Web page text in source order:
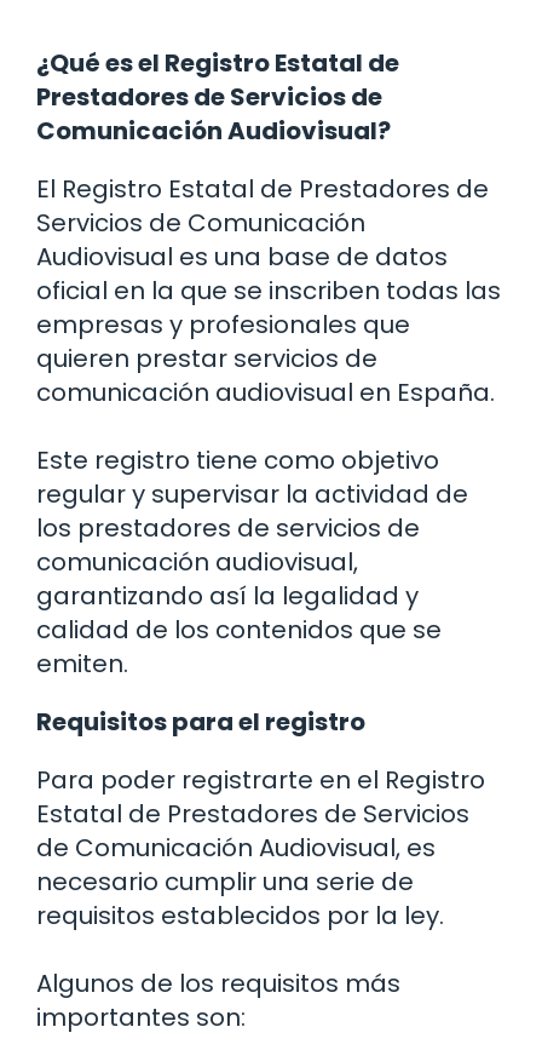
¿Qué es el Registro Estatal de
Prestadores de Servicios de
Comunicación Audiovisual?
El Registro Estatal de Prestadores de
Servicios de Comunicación
Audiovisual es una base de datos
oficial en la que se inscriben todas las
empresas y profesionales que
quieren prestar servicios de
comunicación audiovisual en España.
Este registro tiene como objetivo
regular y supervisar la actividad de
los prestadores de servicios de
comunicación audiovisual,
garantizando así la legalidad y
calidad de los contenidos que se
emiten.
Requisitos para el registro
Para poder registrarte en el Registro
Estatal de Prestadores de Servicios
de Comunicación Audiovisual, es
necesario cumplir una serie de
requisitos establecidos por la ley.
Algunos de los requisitos más
importantes son: